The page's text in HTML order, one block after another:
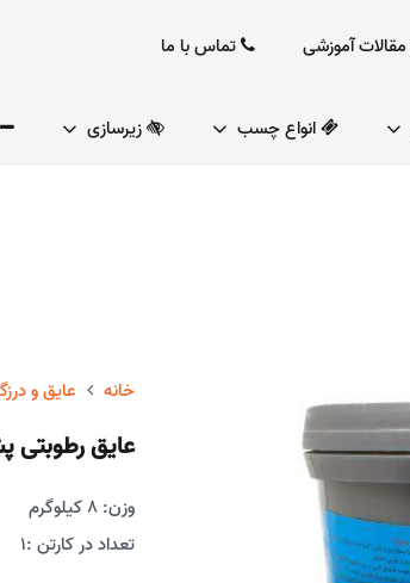
مقالات آموزشی تماس با ما
انواع چسب زیرسازی
خانه عایق و
عایق رطوبتی
وزن: 8 کیلوگرم
تعداد در کارتن :1